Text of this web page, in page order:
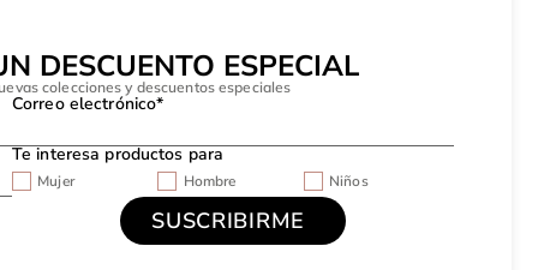
DESCUENTO ESPECIAL
colecciones y descuentos especiales
Correo electrónico*
Te interesa productos para
Mujer Hombre
Niños